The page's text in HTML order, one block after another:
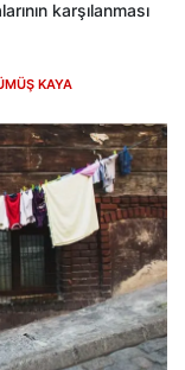
karşılanması
KAYA